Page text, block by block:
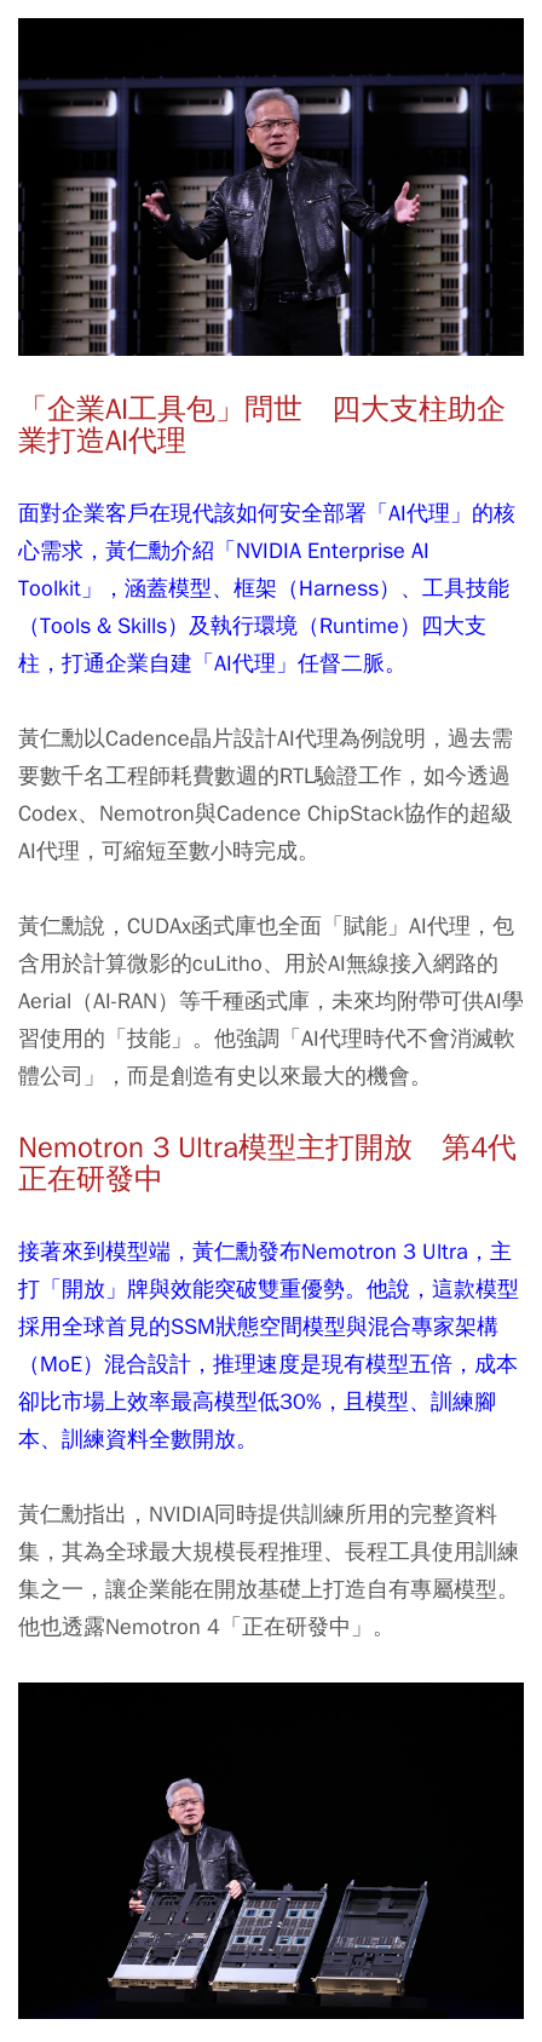
「企業AI工具包」問世 四大支柱助企
業打造AI代理
面對企業客戶在現代該如何安全部署「AI代理」的核
心需求，黃仁勳介紹「NVIDIA Enterprise AI
Toolkit」，涵蓋模型、框架（Harness）、工具技能
（Tools & Skills）及執行環境（Runtime）四大支
柱，打通企業自建「AI代理」任督二脈。
黃仁勳以Cadence晶片設計AI代理為例說明，過去需
要數千名工程師耗費數週的RTL驗證工作，如今透過
Codex、Nemotron與Cadence ChipStack協作的超級
AI代理，可縮短至數小時完成。
黃仁勳說，CUDAx函式庫也全面「賦能」AI代理，包
含用於計算微影的cuLitho、用於AI無線接入網路的
Aerial（AI-RAN）等千種函式庫，未來均附帶可供AI學
習使用的「技能」。他強調「AI代理時代不會消滅軟
體公司」，而是創造有史以來最大的機會。
Nemotron 3 Ultra模型主打開放 第4代
正在研發中
接著來到模型端，黃仁勳發布Nemotron 3 Ultra，主
打「開放」牌與效能突破雙重優勢。他說，這款模型
採用全球首見的SSM狀態空間模型與混合專家架構
（MoE）混合設計，推理速度是現有模型五倍，成本
卻比市場上效率最高模型低30%，且模型、訓練腳
本、訓練資料全數開放。
黃仁勳指出，NVIDIA同時提供訓練所用的完整資料
集，其為全球最大規模長程推理、長程工具使用訓練
集之一，讓企業能在開放基礎上打造自有專屬模型。
他也透露Nemotron 4「正在研發中」。